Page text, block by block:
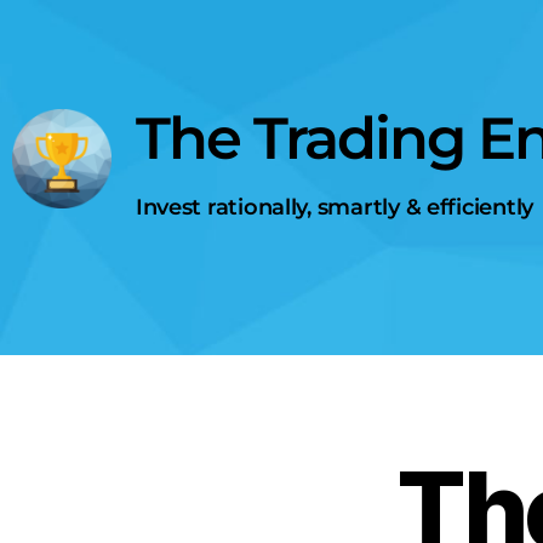
The Trading
Invest rationally, smartly & efficiently